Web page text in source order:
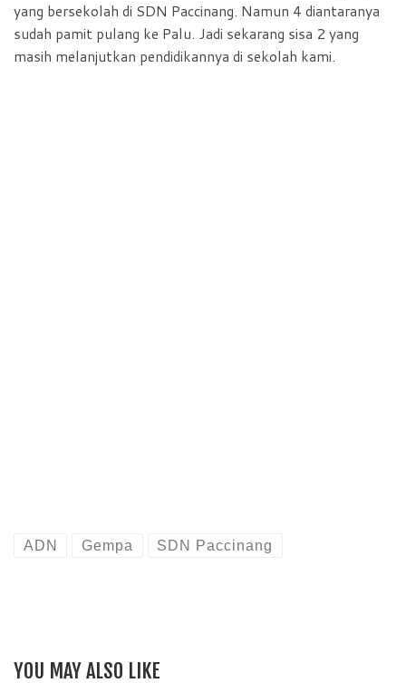
yang bersekolah di SDN Paccinang. Namun 4 diantaranya
sudah pamit pulang ke Palu. Jadi sekarang sisa 2 yang
masih melanjutkan pendidikannya di sekolah kami.
ADN Gempa SDN Paccinang
YOU MAY ALSO LIKE